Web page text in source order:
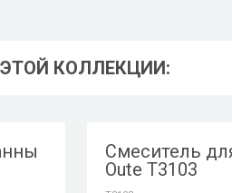
КОЛЛЕКЦИИ:
Смеситель
Oute T3103